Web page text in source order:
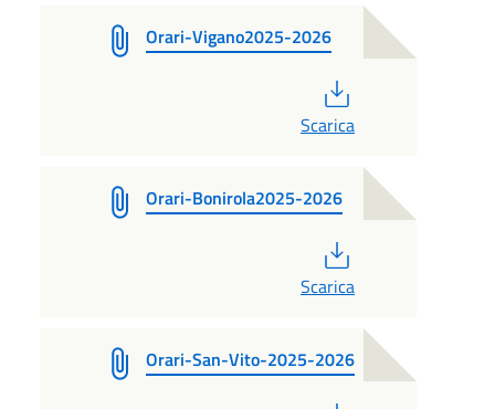
Orari-Vigano2025-2026
Scarica
Orari-Bonirola2025-2026
Scarica
Orari-San-Vito-2025-2026